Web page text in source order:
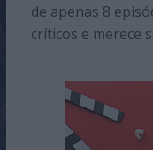
de apenas 8
críticos e merece